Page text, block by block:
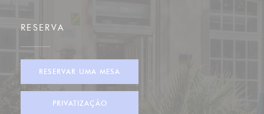
RESERVA
RESERVAR UMA MESA
PRIVATIZAÇÃO